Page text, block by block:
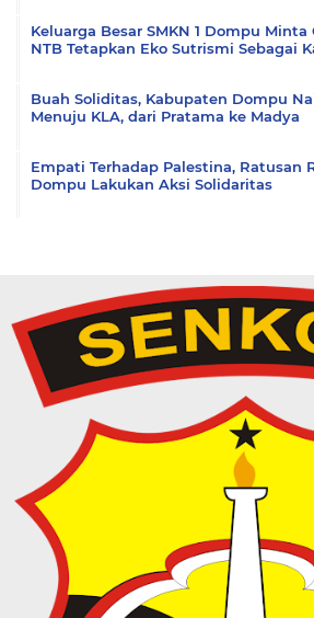
Keluarga Besar SMKN 1 Dompu Minta
NTB Tetapkan Eko Sutrismi Sebagai
Buah Soliditas, Kabupaten Dompu
Menuju KLA, dari Pratama ke Madya
Empati Terhadap Palestina, Ratusan
Dompu Lakukan Aksi Solidaritas